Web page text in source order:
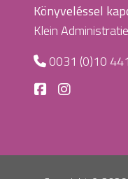
Könyveléssel
Klein
0031 (0)10